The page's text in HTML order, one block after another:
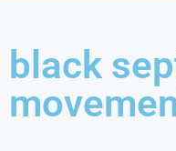
black